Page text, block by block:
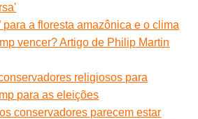
para a floresta amazônica e o clima
vencer? Artigo de Philip Martin
religiosos para
para as eleições
conservadores parecem estar